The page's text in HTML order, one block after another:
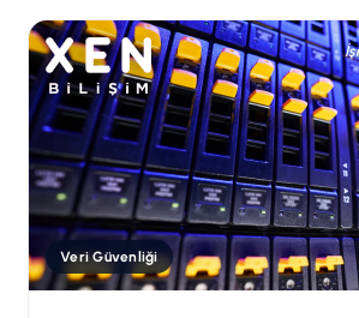
Veri Güvenliği